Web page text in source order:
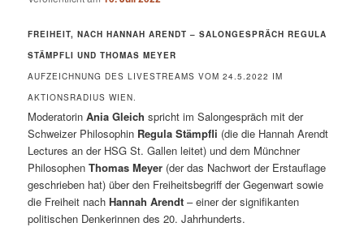
FREIHEIT, NACH HANNAH ARENDT – SALONGESPRÄCH REGULA
STÄMPFLI UND THOMAS MEYER
AUFZEICHNUNG DES LIVESTREAMS VOM 24.5.2022 IM
AKTIONSRADIUS WIEN.
Moderatorin Ania Gleichspricht im Salongespräch mit der
Schweizer Philosophin Regula Stämpfli (die die Hannah Arendt
Lectures an der HSG St. Gallen leitet) und dem Münchner
PhilosophenThomas Meyer (der das Nachwort der Erstauflage
geschrieben hat) über den Freiheitsbegriff der Gegenwart sowie
die Freiheit nachHannah Arendt – einer der signifikanten
politischen Denkerinnen des 20. Jahrhunderts.